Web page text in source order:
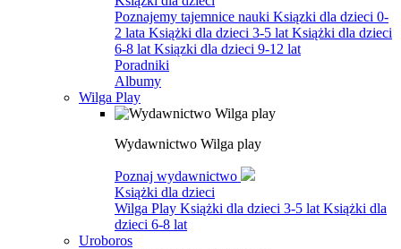
Poznajemy tajemnice nauki Ksiązki dla dzieci 0-
2 lata Książki dla dzieci 3-5 lat Książki dla dzieci
6-8 lat Ksiązki dla dzieci 9-12 lat
Poradniki
Albumy
Wilga Play
Wydawnictwo Wilga play
Poznaj wydawnictwo
Książki dla dzieci
Wilga Play Książki dla dzieci 3-5 lat Książki dla
dzieci 6-8 lat
Uroboros